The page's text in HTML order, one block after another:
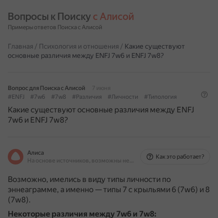
Вопросы к Поиску с Алисой
Примеры ответов Поиска с Алисой
Главная / Психология и отношения / Какие существуют
основные различия между ENFJ 7w6 и ENFJ 7w8?
Вопрос для Поиска с Алисой
7 июня
#ENFJ
#7w6 #7w8 #Различия #Личности #Типология
Какие существуют основные различия между ENFJ
7w6 и ENFJ 7w8?
Алиса
На основе источников, возможны неточности
Как это работает?
Возможно, имелись в виду типы личности по
эннеаграмме, а именно — типы 7 с крыльями 6 (7w6) и 8
(7w8).
Некоторые различия между 7w6 и 7w8: